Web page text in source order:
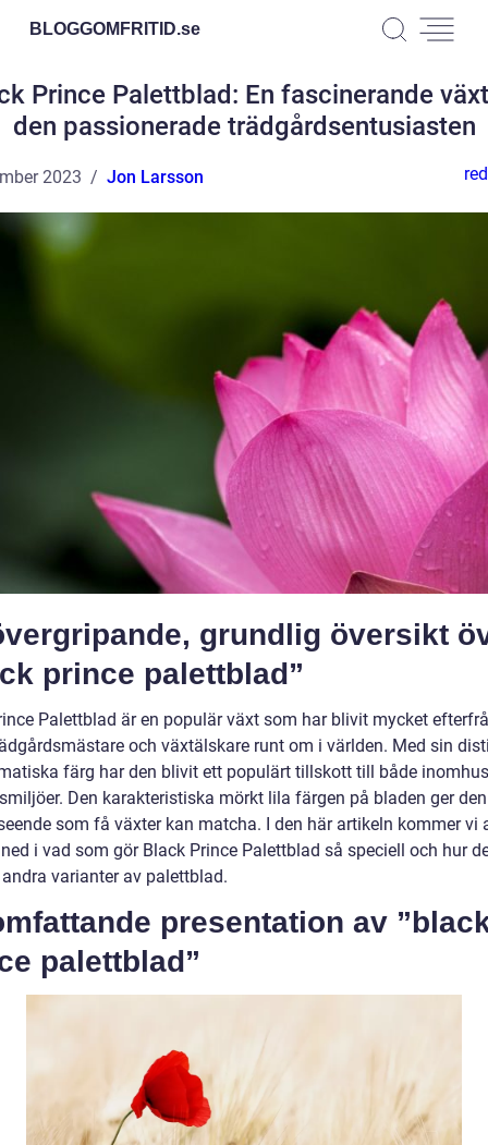
BLOGGOMFRITID.se
Prince Palettblad: En fascinerande
den passionerade trädgårdsentusiasten
2023 Jon Larsson
grundlig översikt
prince palettblad”
Palettblad är en populär växt som har blivit mycket
och växtälskare runt om i världen. Med sin
färg har den blivit ett populärt tillskott till både
Den karakteristiska mörkt lila färgen på bladen ger
som få växter kan matcha. I den här artikeln kommer vi
i vad som gör Black Prince Palettblad så speciell och hur
varianter av palettblad.
presentation av
palettblad”